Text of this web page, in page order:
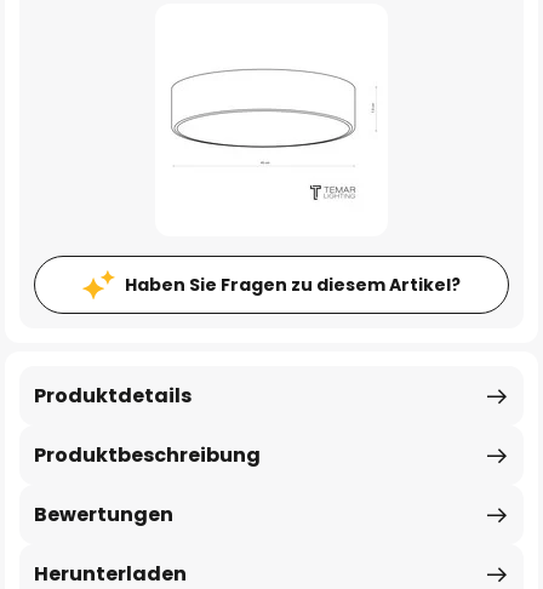
Haben Sie Fragen zu diesem Artikel?
Produktbeschreibung
Produktdetails
Bewertungen
Herunterladen